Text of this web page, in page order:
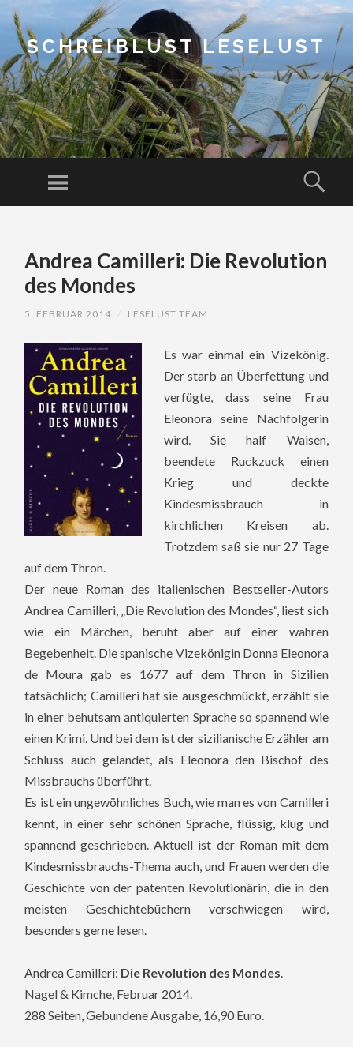
SCHREIBLUST LESELUST
Menu
CONTENT
Andrea Camilleri: Die Revolution
des Mondes
5. FEBRUAR 2014 LESELUST TEAM
Es war einmal ein Vizekönig.
Der starb an Überfettung und
verfügte, dass seine Frau
Eleonora seine Nachfolgerin
wird. Sie half Waisen,
beendete Ruckzuck einen
Krieg und deckte
Kindesmissbrauch in
kirchlichen Kreisen ab.
Trotzdem saß sie nur 27 Tage
auf dem Thron.
Der neue Roman des italienischen Bestseller-Autors
Andrea Camilleri, „Die Revolution des Mondes“, liest sich
wie ein Märchen, beruht aber auf einer wahren
Begebenheit. Die spanische Vizekönigin Donna Eleonora
de Moura gab es 1677 auf dem Thron in Sizilien
tatsächlich; Camilleri hat sie ausgeschmückt, erzählt sie
in einer behutsam antiquierten Sprache so spannend wie
einen Krimi. Und bei dem ist der sizilianische Erzähler am
Schluss auch gelandet, als Eleonora den Bischof des
Missbrauchs überführt.
Es ist ein ungewöhnliches Buch, wie man es von Camilleri
kennt, in einer sehr schönen Sprache, flüssig, klug und
spannend geschrieben. Aktuell ist der Roman mit dem
Kindesmissbrauchs-Thema auch, und Frauen werden die
Geschichte von der patenten Revolutionärin, die in den
meisten Geschichtebüchern verschwiegen wird,
besonders gerne lesen.
Andrea Camilleri: Die Revolution des Mondes.
Nagel & Kimche, Februar 2014.
288 Seiten, Gebundene Ausgabe, 16,90 Euro.